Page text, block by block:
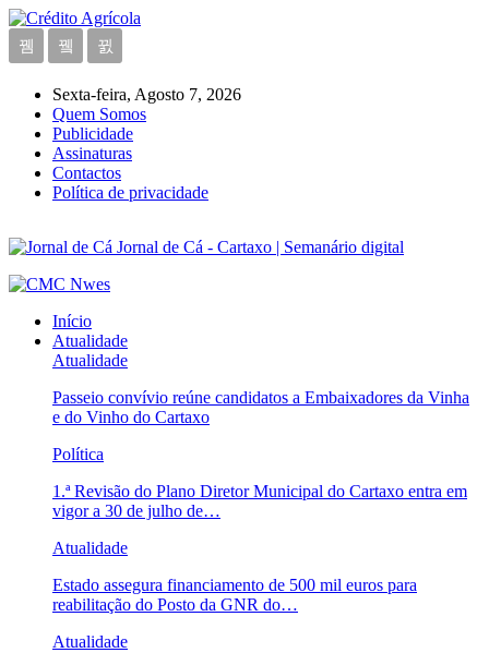
Sexta-feira, Agosto 7, 2026
Quem Somos
Publicidade
Assinaturas
Contactos
Política de privacidade
Jornal de Cá - Cartaxo | Semanário digital
Início
Atualidade
Atualidade
Passeio convívio reúne candidatos a Embaixadores da Vinha
e do Vinho do Cartaxo
Política
1.ª Revisão do Plano Diretor Municipal do Cartaxo entra em
vigor a 30 de julho de…
Atualidade
Estado assegura financiamento de 500 mil euros para
reabilitação do Posto da GNR do…
Atualidade